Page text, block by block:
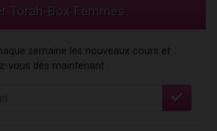
Torah-Box Femmes
semaine les nouveaux cours et
vous dès maintenant :